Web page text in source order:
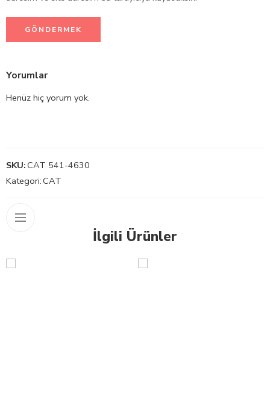
Yorumlar
Henüz hiç yorum yok.
SKU:CAT 541-4630
Kategori:CAT
İlgili Ürünler